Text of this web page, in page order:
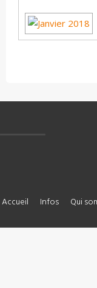
Accueil
Infos Qui